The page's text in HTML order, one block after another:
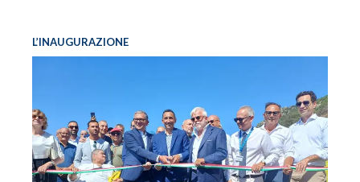
L’INAUGURAZIONE